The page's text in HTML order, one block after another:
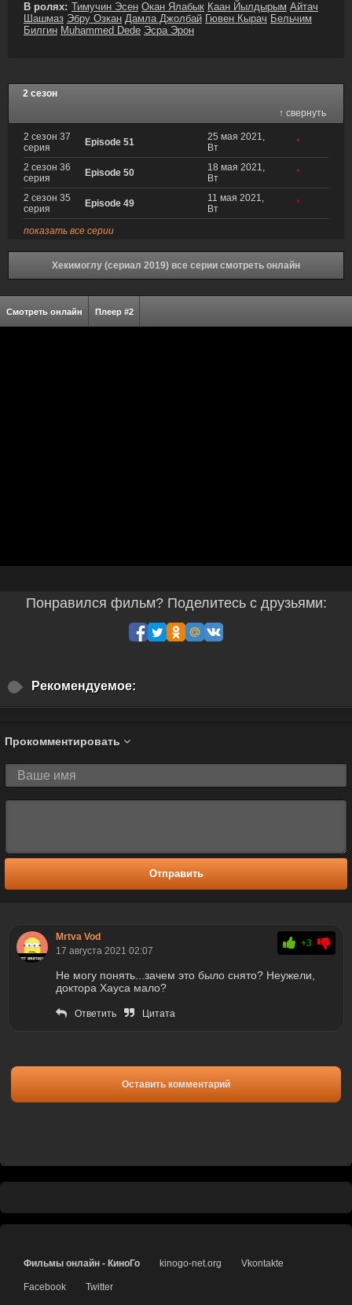
В ролях: Тимучин Эсен Окан Ялабык Каан Йылдырым Айтач
Шашмаз Эбру Озкан Дамла Джолбай Гювен Кырач Бельчим
Билгин Muhammed Dede Эсра Эрон
2 сезон
↑ свернуть
2 сезон 37
серия
Episode 51
25 мая 2021,
Вт
*
2 сезон 36
серия
Episode 50
18 мая 2021,
Вт
*
2 сезон 35
серия
Episode 49
11 мая 2021,
Вт
*
показать все серии
Хекимоглу (сериал 2019) все серии смотреть онлайн
Смотреть онлайн Плеер #2
Понравился фильм? Поделитесь с друзьями:
Рекомендуемое:
Прокомментировать
Отправить
Mrtva Vod
17 августа 2021 02:07
+3
Не могу понять...зачем это было снято? Неужели,
доктора Хауса мало?
Ответить Цитата
Оставить комментарий
Фильмы онлайн - КиноГо kinogo-net.org Vkontakte
Facebook Twitter